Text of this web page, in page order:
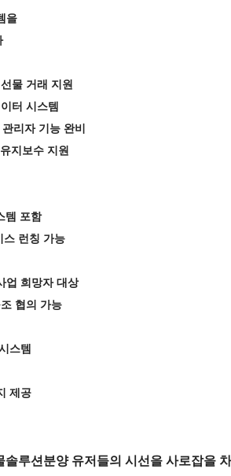
을
물 거래 지원
터 시스템
리자 기능 완비
지보수 지원
템 포함
런칭 가능
업 희망자 대상
협의 가능
스템
제공
루션분양 유저들의 시선을 사로잡을